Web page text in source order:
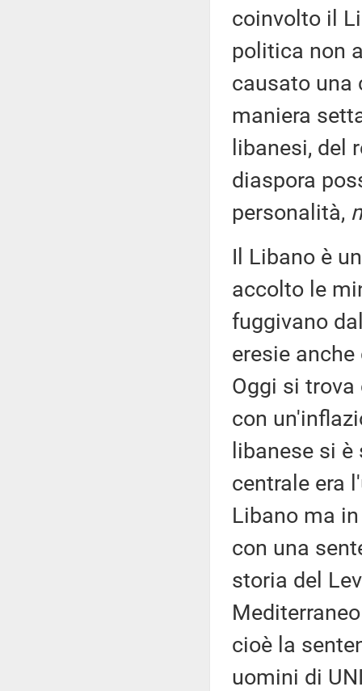
coinvolto il
politica non
causato una
maniera
libanesi, del
diaspora
personalità,
Il Libano è
accolto le
fuggivano
eresie
Oggi si
con
libanese si
centrale era
Libano ma
con una
storia del
cioè la
uomini di